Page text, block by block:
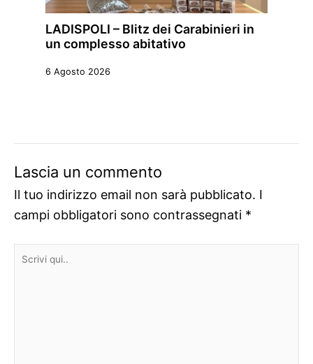
LADISPOLI – Blitz dei Carabinieri in
un complesso abitativo
6 Agosto 2026
Lascia un commento
Il tuo indirizzo email non sarà pubblicato. I
campi obbligatori sono contrassegnati *
Scrivi